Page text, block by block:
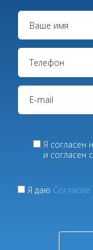
Я согласен
и согласен с
Я даю